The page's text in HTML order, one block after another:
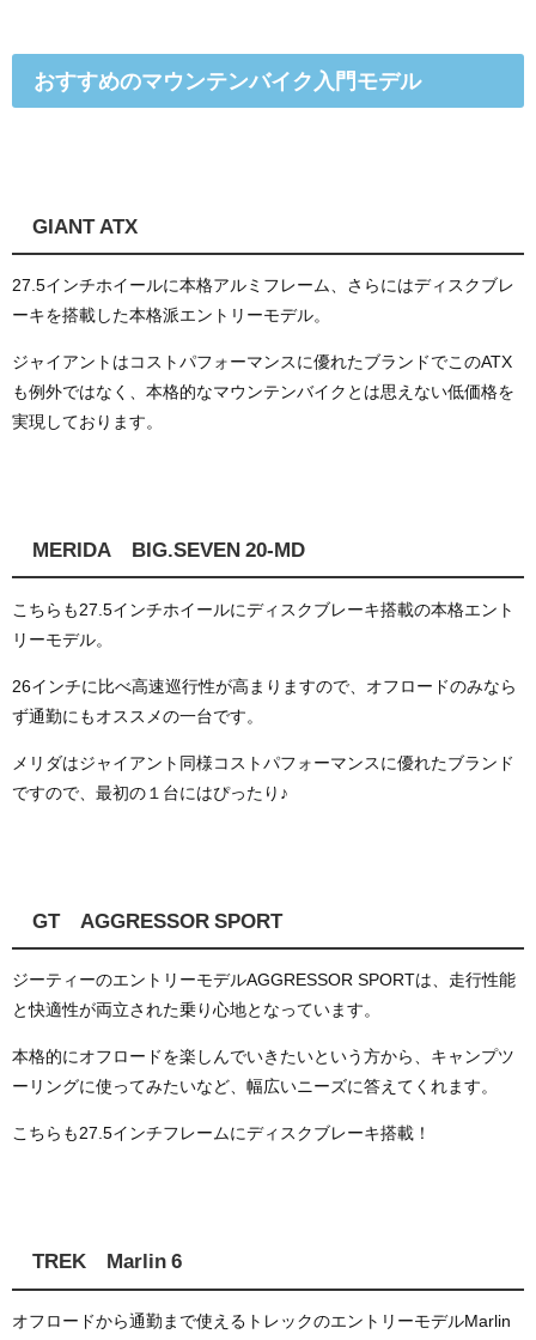
おすすめのマウンテンバイク入門モデル
GIANT ATX
27.5インチホイールに本格アルミフレーム、さらにはディスクブレ
ーキを搭載した本格派エントリーモデル。
ジャイアントはコストパフォーマンスに優れたブランドでこのATX
も例外ではなく、本格的なマウンテンバイクとは思えない低価格を
実現しております。
MERIDA BIG.SEVEN 20-MD
こちらも27.5インチホイールにディスクブレーキ搭載の本格エント
リーモデル。
26インチに比べ高速巡行性が高まりますので、オフロードのみなら
ず通勤にもオススメの一台です。
メリダはジャイアント同様コストパフォーマンスに優れたブランド
ですので、最初の１台にはぴったり♪
GT AGGRESSOR SPORT
ジーティーのエントリーモデルAGGRESSOR SPORTは、走行性能
と快適性が両立された乗り心地となっています。
本格的にオフロードを楽しんでいきたいという方から、キャンプツ
ーリングに使ってみたいなど、幅広いニーズに答えてくれます。
こちらも27.5インチフレームにディスクブレーキ搭載！
TREK Marlin 6
オフロードから通勤まで使えるトレックのエントリーモデルMarlin